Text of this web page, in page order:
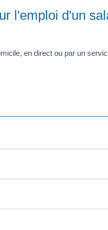
l'emploi d'un
en direct ou par un